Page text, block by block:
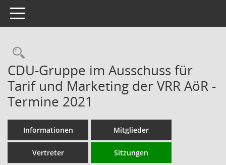
Toggle navigation
Rechercheauswahl
CDU-Gruppe im Ausschuss für
Tarif und Marketing der VRR AöR -
Termine 2021
Informationen Mitglieder
Vertreter Sitzungen